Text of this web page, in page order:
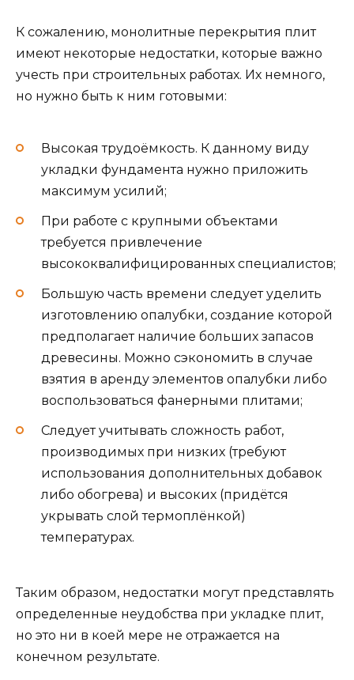
К сожалению, монолитные перекрытия плит
имеют некоторые недостатки, которые важно
учесть при строительных работах. Их немного,
но нужно быть к ним готовыми:
Высокая трудоёмкость. К данному виду
укладки фундамента нужно приложить
максимум усилий;
При работе с крупными объектами
требуется привлечение
высококвалифицированных специалистов;
Большую часть времени следует уделить
изготовлению опалубки, создание которой
предполагает наличие больших запасов
древесины. Можно сэкономить в случае
взятия в аренду элементов опалубки либо
воспользоваться фанерными плитами;
Следует учитывать сложность работ,
производимых при низких (требуют
использования дополнительных добавок
либо обогрева) и высоких (придётся
укрывать слой термоплёнкой)
температурах.
Таким образом, недостатки могут представлять
определенные неудобства при укладке плит,
но это ни в коей мере не отражается на
конечном результате.